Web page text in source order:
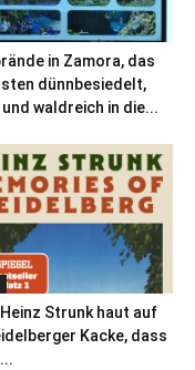
in Zamora, das
dünnbesiedelt,
waldreich in die...
Strunk haut auf
Kacke, dass